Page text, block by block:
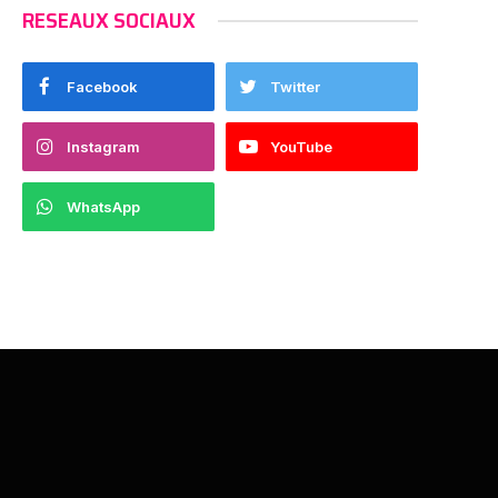
RESEAUX SOCIAUX
Facebook Twitter
Instagram YouTube
WhatsApp